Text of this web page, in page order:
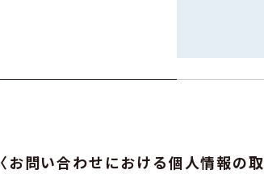
〈お問い合わせにおける個人情報の